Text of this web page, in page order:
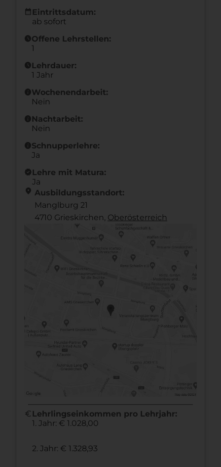
calendar_month Eintrittsdatum:
ab sofort
scheduleOffene Lehrstellen:
1
scheduleLehrdauer:
1 Jahr
infoWochenendarbeit:
Nein
infoNachtarbeit:
Nein
infoSchnupperlehre:
Ja
new_releasesLehre mit Matura:
Ja
location_on Ausbildungsstandort:
Manglburg 21
4710 Grieskirchen, Ober­österreich
euro Lehrlingseinkommen pro Lehrjahr:
1. Jahr: € 1.028,00
2. Jahr: € 1.328,93